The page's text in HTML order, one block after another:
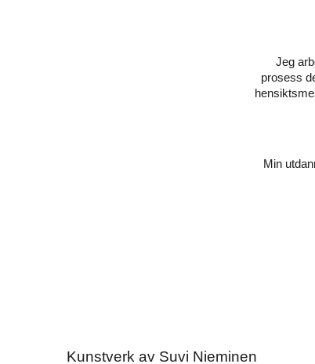
Jeg
prosess
Min
Kunstverk av Suvi Nieminen